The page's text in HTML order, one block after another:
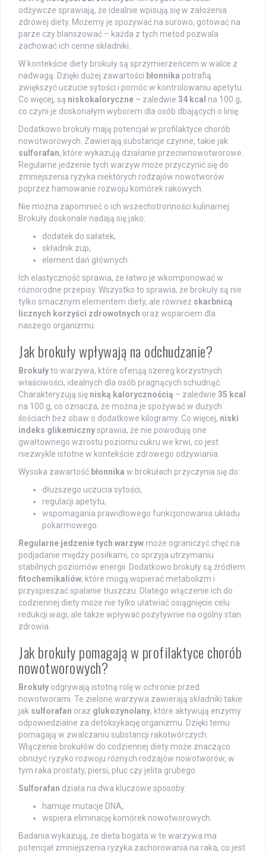
odżywcze sprawiają, że idealnie wpisują się w założenia
zdrowej diety. Możemy je spożywać na surowo, gotować na
parze czy blanszować – każda z tych metod pozwala
zachować ich cenne składniki.
W kontekście diety brokuły są sprzymierzeńcem w walce z
nadwagą. Dzięki dużej zawartości błonnika potrafią
zwiększyć uczucie sytości i pomóc w kontrolowaniu apetytu.
Co więcej, są niskokaloryczne – zaledwie 34 kcal na 100 g,
co czyni je doskonałym wyborem dla osób dbających o linię.
Dodatkowo brokuły mają potencjał w profilaktyce chorób
nowotworowych. Zawierają substancje czynne, takie jak
sulforafan, które wykazują działanie przeciwnowotworowe.
Regularne jedzenie tych warzyw może przyczynić się do
zmniejszenia ryzyka niektórych rodzajów nowotworów
poprzez hamowanie rozwoju komórek rakowych.
Nie można zapomnieć o ich wszechstronności kulinarnej.
Brokuły doskonale nadają się jako:
dodatek do sałatek,
składnik zup,
element dań głównych.
Ich elastyczność sprawia, że łatwo je wkomponować w
różnorodne przepisy. Wszystko to sprawia, że brokuły są nie
tylko smacznym elementem diety, ale również skarbnicą
licznych korzyści zdrowotnych oraz wsparciem dla
naszego organizmu.
Jak brokuły wpływają na odchudzanie?
Brokułyto warzywa, które oferują szereg korzystnych
właściwości, idealnych dla osób pragnących schudnąć.
Charakteryzują się niską kalorycznością – zaledwie 35 kcal
na 100 g, co oznacza, że można je spożywać w dużych
ilościach bez obaw o dodatkowe kilogramy. Co więcej, niski
indeks glikemicznysprawia, że nie powodują one
gwałtownego wzrostu poziomu cukru we krwi, co jest
niezwykle istotne w kontekście zdrowego odżywiania.
Wysoka zawartość błonnika w brokułach przyczynia się do:
dłuższego uczucia sytości,
regulacji apetytu,
wspomagania prawidłowego funkcjonowania układu
pokarmowego.
Regularne jedzenie tych warzyw może ograniczyć chęć na
podjadanie między posiłkami, co sprzyja utrzymaniu
stabilnych poziomów energii. Dodatkowo brokuły są źródłem
fitochemikaliów, które mogą wspierać metabolizm i
przyspieszać spalanie tłuszczu. Dlatego włączenie ich do
codziennej diety może nie tylko ułatwiać osiągnięcie celu
redukcji wagi, ale także wpływać pozytywnie na ogólny stan
zdrowia.
Jak brokuły pomagają w profilaktyce chorób
nowotworowych?
Brokuły odgrywają istotną rolę w ochronie przed
nowotworami. Te zielone warzywa zawierają składniki takie
jak sulforafan oraz glukozynolany, które aktywują enzymy
odpowiedzialne za detoksykację organizmu. Dzięki temu
pomagają w zwalczaniu substancji rakotwórczych.
Włączenie brokułów do codziennej diety może znacząco
obniżyć ryzyko rozwoju różnych rodzajów nowotworów, w
tym raka prostaty, piersi, płuc czy jelita grubego.
Sulforafan działa na dwa kluczowe sposoby:
hamuje mutacje DNA,
wspiera eliminację komórek nowotworowych.
Badania wykazują, że dieta bogata w te warzywa ma
potencjał zmniejszenia ryzyka zachorowania na raka, co jest